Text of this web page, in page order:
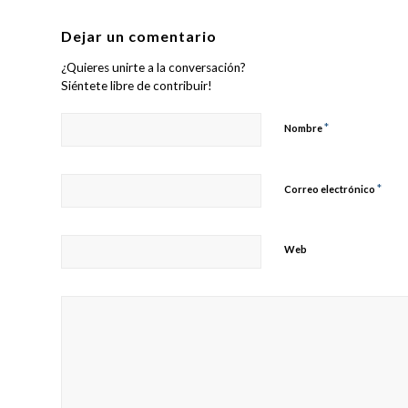
Dejar un comentario
¿Quieres unirte a la conversación?
Siéntete libre de contribuir!
Nombre*
Correo electrónico *
Web